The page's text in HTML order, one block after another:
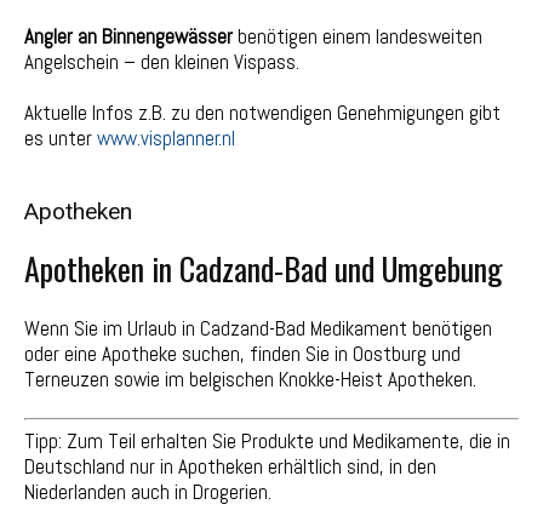
Angler an Binnengewässerbenötigen einem landesweiten
Angelschein – den kleinen Vispass.
Aktuelle Infos z.B. zu den notwendigen Genehmigungen gibt
es unterwww.visplanner.nl
Apotheken
Apotheken in Cadzand-Bad und Umgebung
Wenn Sie im Urlaub in Cadzand-Bad Medikament benötigen
oder eine Apotheke suchen, finden Sie in Oostburg und
Terneuzen sowie im belgischen Knokke-Heist Apotheken.
Tipp: Zum Teil erhalten Sie Produkte und Medikamente, die in
Deutschland nur in Apotheken erhältlich sind, in den
Niederlanden auch in Drogerien.